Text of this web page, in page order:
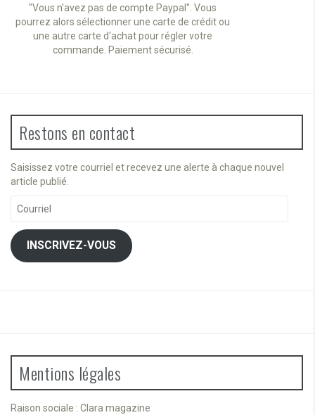
"Vous n'avez pas de compte Paypal". Vous
pourrez alors sélectionner une carte de crédit ou
une autre carte d'achat pour régler votre
commande. Paiement sécurisé.
Restons en contact
Saisissez votre courriel et recevez une alerte à chaque nouvel
article publié.
INSCRIVEZ-VOUS
Mentions légales
Raison sociale : Clara magazine